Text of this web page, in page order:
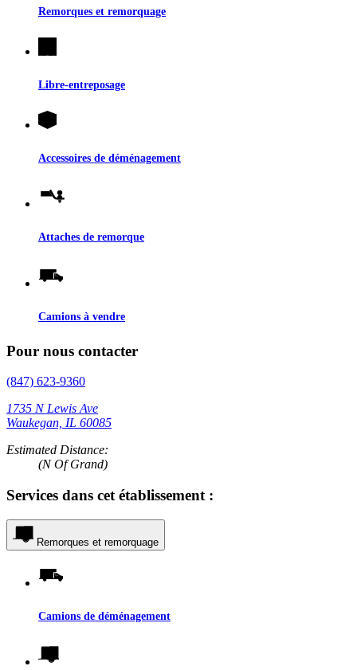
Remorques et remorquage
Libre-entreposage
Accessoires de déménagement
Attaches de remorque
Camions à vendre
Pour nous contacter
(847) 623-9360
1735 N Lewis Ave
Waukegan, IL 60085
Estimated Distance:
(N Of Grand)
Services dans cet établissement :
Remorques et remorquage
Camions de déménagement